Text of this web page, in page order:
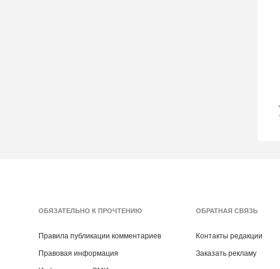
ОБЯЗАТЕЛЬНО К ПРОЧТЕНИЮ
Правила публикации комментариев
Правовая информация
ОБРАТНАЯ СВЯЗЬ
Контакты редакции
Заказать рекламу